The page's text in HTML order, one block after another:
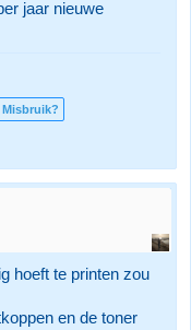
jaar nieuwe
Misbruik?
hoeft te printen zou
en de toner